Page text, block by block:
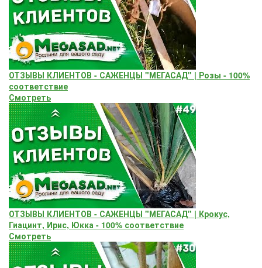
ОТЗЫВЫ КЛИЕНТОВ - САЖЕНЦЫ "МЕГАСАД" | Розы - 100%
соответствие
Смотреть
ОТЗЫВЫ КЛИЕНТОВ - САЖЕНЦЫ "МЕГАСАД" | Крокус,
Гиацинт, Ирис, Юкка - 100% соответствие
Смотреть